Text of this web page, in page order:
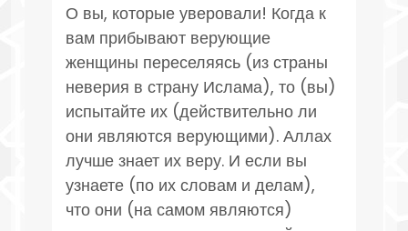
О вы, которые уверовали! Когда к
вам прибывают верующие
женщины переселяясь (из страны
неверия в страну Ислама), то (вы)
испытайте их (действительно ли
они являются верующими). Аллах
лучше знает их веру. И если вы
узнаете (по их словам и делам),
что они (на самом являются)